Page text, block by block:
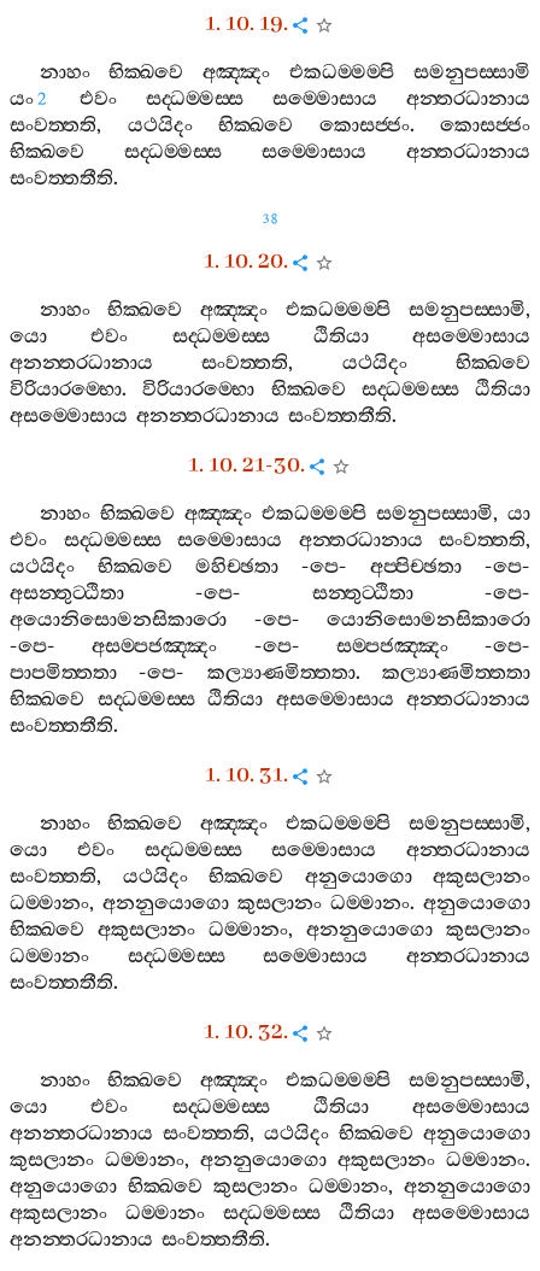
1. 10. 19.
නාහං භික‍්ඛවෙ අඤ‍්ඤං එකධම‍්මම‍්පි
සමනුපස‍්සාමි
යං2 එවං සද‍්ධම‍්මස‍්ස සම‍්මොසාය
අන‍්තරධානාය
සංවත‍්තති, යථයිදං භික‍්ඛවෙ කොසජ‍්ජං. කොසජ‍්ජං
භික‍්ඛවෙ
සද‍්ධම‍්මස‍්ස සම‍්මොසාය
අන‍්තරධානාය
සංවත‍්තතීති.
38
1. 10. 20.
නාහං භික‍්ඛවෙ අඤ‍්ඤං එකධම‍්මම‍්පි සමනුපස‍්සාමි,
යො
එවං සද‍්ධම‍්මස‍්ස ඨිතියා
අසම‍්මොසාය
අනන‍්තරධානාය
සංවත‍්තති, යථයිදං
භික‍්ඛවෙ
විරියාරම‍්භො.විරියාරම‍්භො භික‍්ඛවෙ සද‍්ධම‍්මස‍්ස
ඨිතියා
අසම‍්මොසාය අනන‍්තරධානාය සංවත‍්තතීති.
1. 10. 21-30.
නාහං භික‍්ඛවෙ අඤ‍්ඤං එකධම‍්මම‍්පි සමනුපස‍්සාමි,යා
එවං
සද‍්ධම‍්මස‍්ස සම‍්මොසාය අන‍්තරධානාය සංවත‍්තති,
යථයිදං
භික‍්ඛවෙ මහිච‍්ඡතා -පෙ- අප‍්පිච‍්ඡතා -පෙ-
අසන‍්තුට‍්ඨිතා -පෙ- සන‍්තුට‍්ඨිතා -පෙ-
අයොනිසොමනසිකාරො -පෙ- යොනිසොමනසිකාරො
-පෙ-අසම‍්පජඤ‍්ඤං -පෙ- සම‍්පජඤ‍්ඤං-පෙ-
පාපමිත‍්තතා -පෙ- කල්‍යාණමිත‍්තතා.කල්‍යාණමිත‍්තතා
භික‍්ඛවෙ
සද‍්ධම‍්මස‍්ස ඨිතියා අසම‍්මොසාය අන‍්තරධානාය
සංවත‍්තතීති.
1. 10. 31.
නාහං භික‍්ඛවෙ අඤ‍්ඤං එකධම‍්මම‍්පි සමනුපස‍්සාමි,
යො
එවං සද‍්ධම‍්මස‍්ස සම‍්මොසාය
අන‍්තරධානාය
සංවත‍්තති, යථයිදං භික‍්ඛවෙ අනුයොගො
අකුසලානං
ධම‍්මානං, අනනුයොගො කුසලානං ධම‍්මානං. අනුයොගො
භික‍්ඛවෙ
අකුසලානං ධම‍්මානං, අනනුයොගො කුසලානං
ධම‍්මානං
සද‍්ධම‍්මස‍්ස සම‍්මොසාය
අන‍්තරධානාය
සංවත‍්තතීති.
1. 10. 32.
නාහං භික‍්ඛවෙ අඤ‍්ඤං එකධම‍්මම‍්පි සමනුපස‍්සාමි,
යො
එවං සද‍්ධම‍්මස‍්ස ඨිතියා
අසම‍්මොසාය
අනන‍්තරධානාය සංවත‍්තති, යථයිදං භික‍්ඛවෙ අනුයොගො
කුසලානං ධම‍්මානං, අනනුයොගො අකුසලානං ධම‍්මානං.
අනුයොගො භික‍්ඛවෙ කුසලානං ධම‍්මානං, අනනුයොගො
අකුසලානං
ධම‍්මානං සද‍්ධම‍්මස‍්ස ඨිතියා
අසම‍්මොසාය
අනන‍්තරධානාය සංවත‍්තතීති.